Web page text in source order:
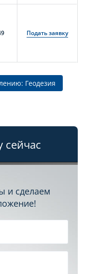
Подать заявку
Геодезия
сейчас
и сделаем